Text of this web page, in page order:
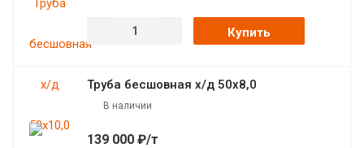
Купить
Труба бесшовная х/д 50х8,0
В наличии
139 000 ₽/т